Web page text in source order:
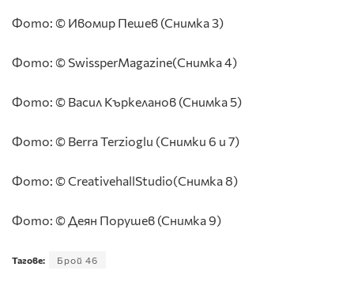
Фото: © Ивомир Пешев (Снимка 3)
Фото: © SwissperMagazine(Снимка 4)
Фото: © Васил Къркеланов (Снимка 5)
Фото: © Berra Terzioglu (Снимки 6 и 7)
Фото: © CreativehallStudio(Снимка 8)
Фото: © Деян Порушев (Снимка 9)
Тагове: Брой 46